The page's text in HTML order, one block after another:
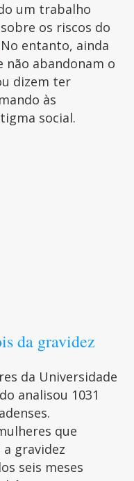
um trabalho
os riscos do
entanto, ainda
não abandonam o
dizem ter
às
social.
da gravidez
da Universidade
analisou 1031
que
gravidez
seis meses